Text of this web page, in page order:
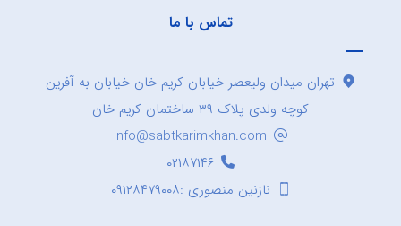
تماس با ما
تهران میدان ولیعصر خیابان کریم خان خیابان به آفرین
کوچه ولدی پلاک ۳۹ ساختمان کریم خان
Info@sabtkarimkhan.com
۰۲۱۸۷۱۴۶
نازنین منصوری :۰۹۱۲۸۴۷۹۰۰۸